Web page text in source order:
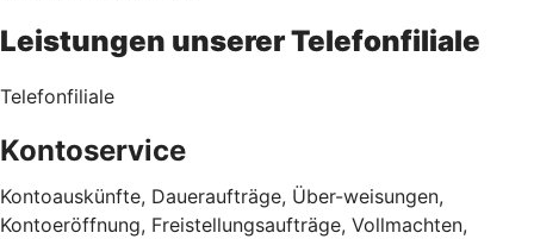
Leistungen unserer Telefonfiliale
Telefonfiliale
Kontoservice
Kontoauskünfte, Daueraufträge, Über-weisungen,
Kontoeröffnung, Freistellungsaufträge, Vollmachten,